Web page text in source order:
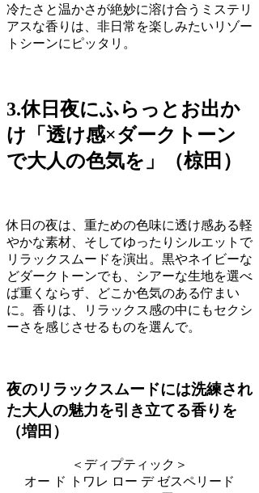
冷たさと温かさが絶妙に溶け合うミステリ
アスな香りは、非日常を楽しみたいリゾー
トシーンにピッタリ。
3.休日夜にふらっとお出か
け「透け感×ダークトーン
で大人の色気を」（椋田）
休日の夜は、重ための色味に透け感ある軽
やかな素材、そしてゆったりシルエットで
リラックスムードを演出。黒やネイビーな
どダークトーンでも、シアーな生地を選べ
ば重くならず、どこか色気のある佇まい
に。香りは、リラックス感の中にもセクシ
ーさを感じさせるものを選んで。
夜のリラックスムードには洗練され
た大人の魅力を引き立てる香りを
（増田）
＜ディプティック＞
オー ド トワレ ロー デ ゼスペリード